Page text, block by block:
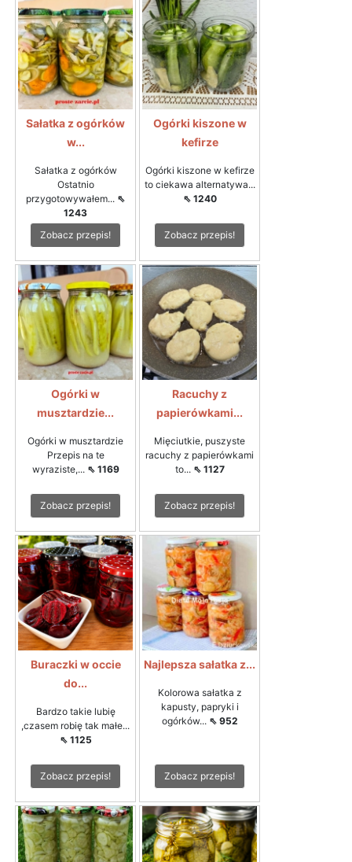
Sałatka z ogórków
w...
Sałatka z ogórków
Ostatnio
przygotowywałem... ⇖
1243
Zobacz przepis!
Ogórki kiszone w
kefirze
Ogórki kiszone w kefirze
to ciekawa alternatywa...
⇖ 1240
Zobacz przepis!
Ogórki w
musztardzie...
Ogórki w musztardzie
Przepis na te
wyraziste,... ⇖ 1169
Zobacz przepis!
Racuchy z
papierówkami...
Mięciutkie, puszyste
racuchy z papierówkami
to... ⇖ 1127
Zobacz przepis!
Buraczki w occie
do...
Bardzo takie lubię
,czasem robię tak małe...
⇖ 1125
Zobacz przepis!
Najlepsza sałatka z...
Kolorowa sałatka z
kapusty, papryki i
ogórków... ⇖ 952
Zobacz przepis!